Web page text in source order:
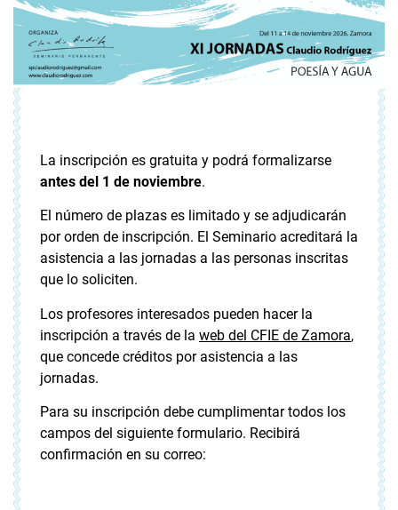
La inscripción es gratuita y podrá formalizarse
antes del 1 de noviembre.
El número de plazas es limitado y se adjudicarán
por orden de inscripción. El Seminario acreditará la
asistencia a las jornadas a las personas inscritas
que lo soliciten.
Los profesores interesados pueden hacer la
inscripción a través de la web del CFIE de Zamora,
que concede créditos por asistencia a las
jornadas.
Para su inscripción debe cumplimentar todos los
campos del siguiente formulario. Recibirá
confirmación en su correo: